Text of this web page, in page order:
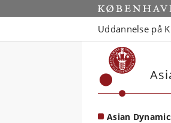
Start
Uddannelse på
Asian